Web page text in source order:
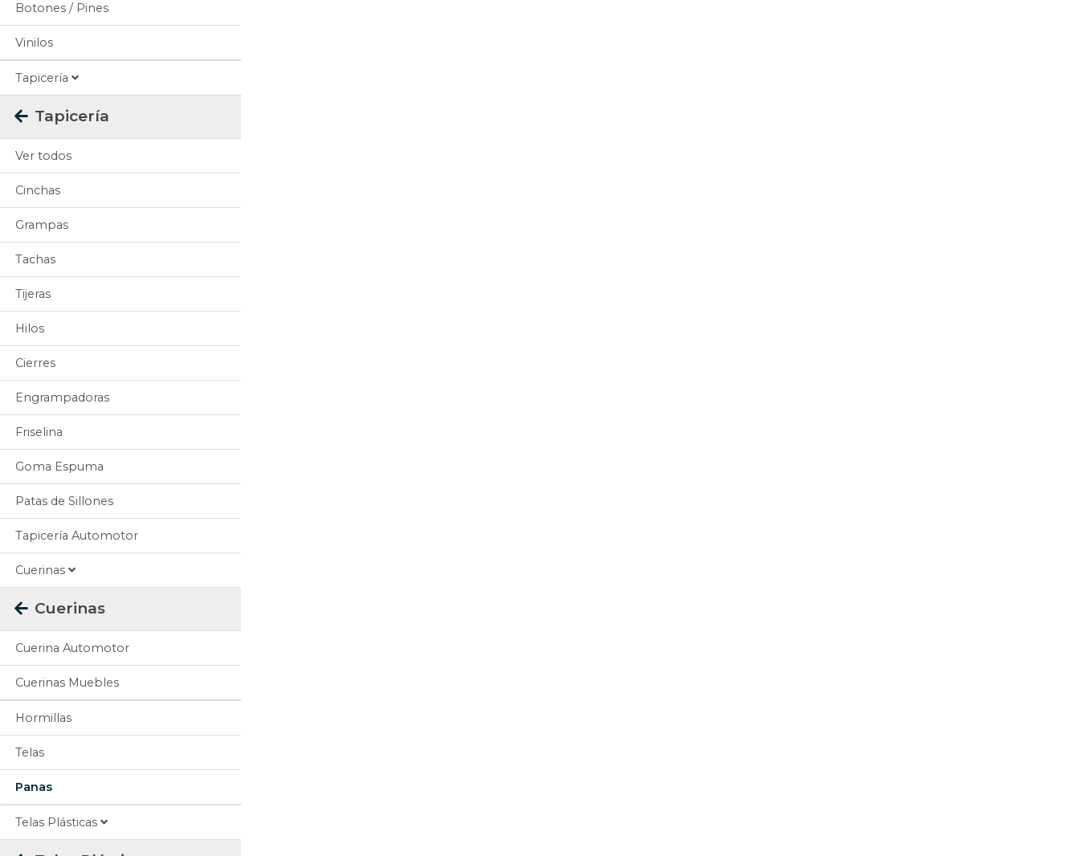
Botones / Pines
Vinilos
Tapicería
Tapicería
Ver todos
Cinchas
Grampas
Tachas
Tijeras
Hilos
Cierres
Engrampadoras
Friselina
Goma Espuma
Patas de Sillones
Tapicería Automotor
Cuerinas
Cuerinas
Cuerina Automotor
Cuerinas Muebles
Hormillas
Telas
Panas
Telas Plásticas